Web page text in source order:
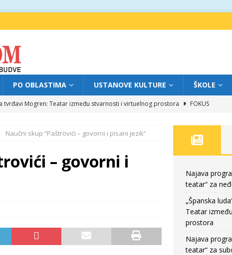
PO OBLASTIMA USTANOVE KULTURE ŠKOLE
tvrđavi Mogren: Teatar između stvarnosti i virtuelnog prostora
FOKUS
Mihajla Pantića: Književnost kao traganje za onim što ne možemo do kraja da
festivala „Grad teatar“ za petak, 7. avgust
Naučni skup “Paštrovići – govorni i pisani jezik”
– govorni i
Najava
teatar“ za
„Španska
Teatar
prostora
Najava
teatar“ za